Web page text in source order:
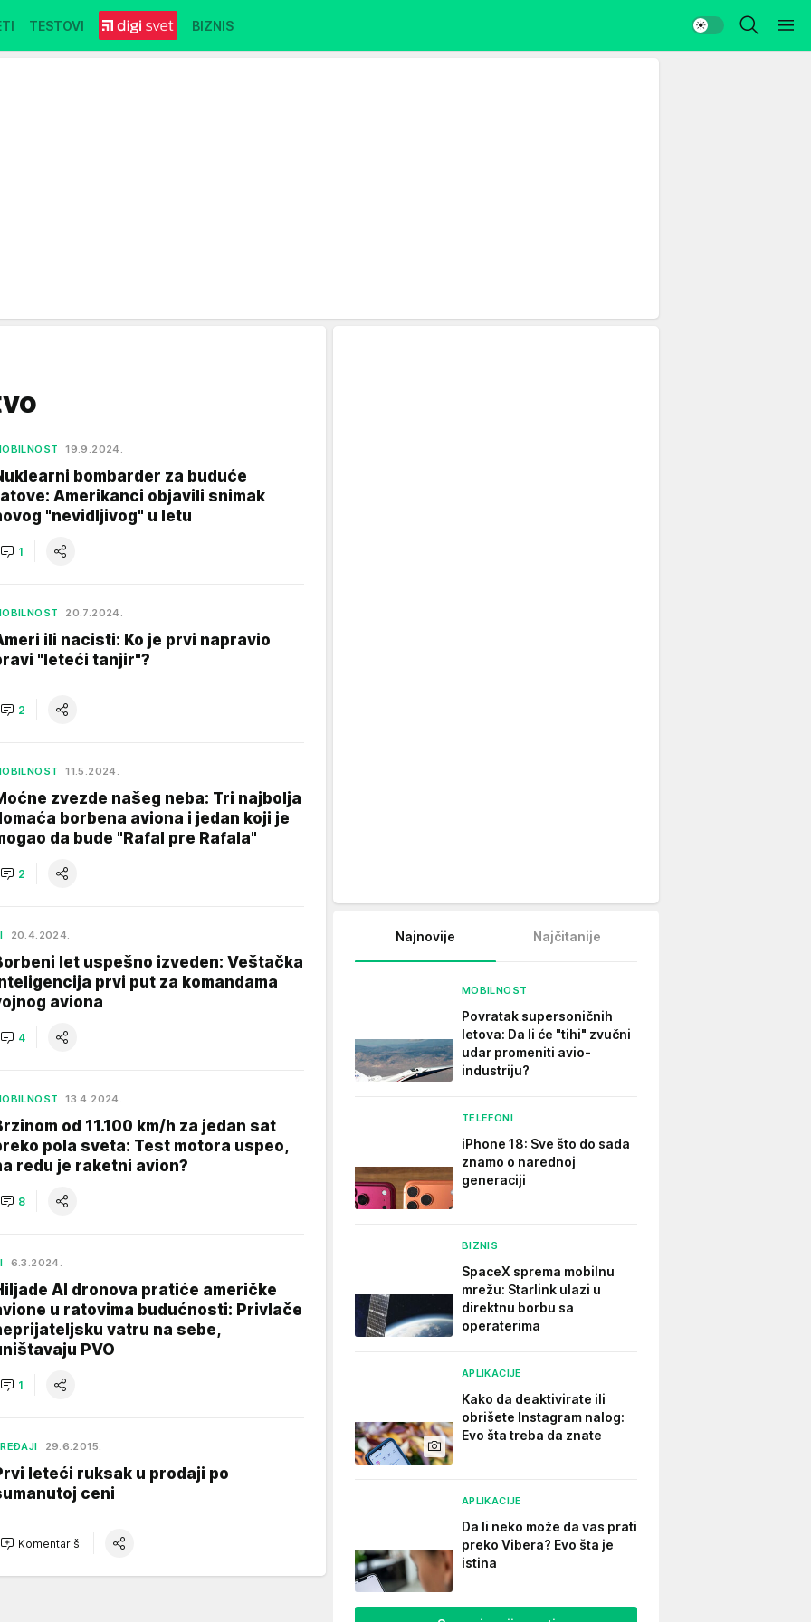
TESTOVI BIZNIS
19.9.2024.
bombarder za buduće
Amerikanci objavili snimak
"nevidljivog" u letu
1
20.7.2024.
ili nacisti: Ko je prvi napravio
"leteći tanjir"?
2
11.5.2024.
zvezde našeg neba: Tri najbolja
borbena aviona i jedan koji je
da bude "Rafal pre Rafala"
2
20.4.2024.
let uspešno izveden: Veštačka
prvi put za komandama
aviona
4
13.4.2024.
od 11.100 km/h za jedan sat
pola sveta: Test motora uspeo,
redu je raketni avion?
8
6.3.2024.
AI dronova pratiće američke
u ratovima budućnosti: Privlače
vatru na sebe,
PVO
1
29.6.2015.
leteći ruksak u prodaji po
ceni
Komentariši
Najnovije Najčitanije
MOBILNOST
Povratak supersoničnih
letova: Da li će "tihi" zvučni
udar promeniti avio-
industriju?
TELEFONI
iPhone 18: Sve što do sada
znamo o narednoj
generaciji
BIZNIS
SpaceX sprema mobilnu
mrežu: Starlink ulazi u
direktnu borbu sa
operaterima
APLIKACIJE
Kako da deaktivirate ili
obrišete Instagram nalog:
Evo šta treba da znate
APLIKACIJE
Da li neko može da vas prati
preko Vibera? Evo šta je
istina